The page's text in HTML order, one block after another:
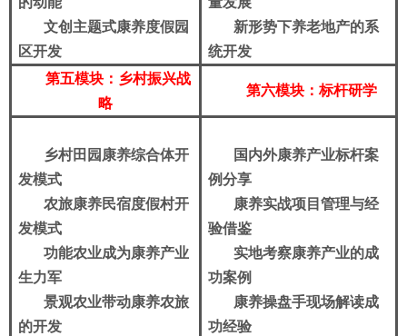
文创主题式康养度假园
区开发
新形势下养老地产的系
统开发
第五模块：乡村振兴战
略
第六模块： 标杆研学
乡村田园康养综合体开
发模式
农旅康养民宿度假村开
发模式
功能农业成为康养产业
生力军
景观农业带动康养农旅
的开发
国内外康养产业标杆案
例分享
康养实战项目管理与经
验借鉴
实地考察康养产业的成
功案例
康养操盘手现场解读成
功经验